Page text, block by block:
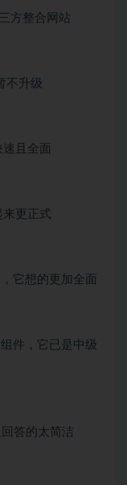
方整合网站
不升级
且全面
更正式
它想的更加全面
件，它已是中级
答的太简洁